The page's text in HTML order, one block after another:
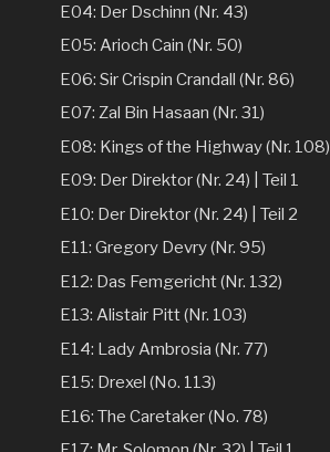
E04: Der Dschinn (Nr. 43)
E05: Arioch Cain (Nr. 50)
E06: Sir Crispin Crandall (Nr. 86)
E07: Zal Bin Hasaan (Nr. 31)
E08: Kings of the Highway (Nr. 108)
E09: Der Direktor (Nr. 24) | Teil 1
E10: Der Direktor (Nr. 24) | Teil 2
E11: Gregory Devry (Nr. 95)
E12: Das Femgericht (Nr. 132)
E13: Alistair Pitt (Nr. 103)
E14: Lady Ambrosia (Nr. 77)
E15: Drexel (No. 113)
E16: The Caretaker (No. 78)